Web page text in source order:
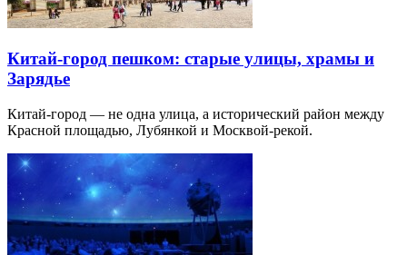
Китай-город пешком: старые улицы, храмы и
Зарядье
Китай-город — не одна улица, а исторический район между
Красной площадью, Лубянкой и Москвой-рекой.